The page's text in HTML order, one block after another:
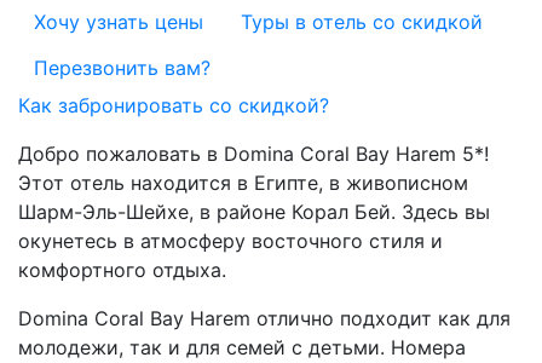
Хочу узнать цены
Туры в отель со скидкой
Перезвонить вам?
Как забронировать со скидкой?
Добро пожаловать в Domina Coral Bay Harem 5*!
Этот отель находится в Египте, в живописном
Шарм-Эль-Шейхе, в районе Корал Бей. Здесь вы
окунетесь в атмосферу восточного стиля и
комфортного отдыха.
Domina Coral Bay Harem отлично подходит как для
молодежи, так и для семей с детьми. Номера